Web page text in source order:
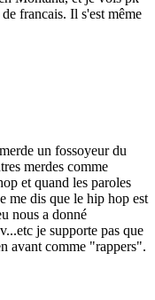
francais. Il s'est même
un fossoyeur du
merdes comme
et quand les paroles
me dis que le hip hop est
nous a donné
je supporte pas que
avant comme "rappers".